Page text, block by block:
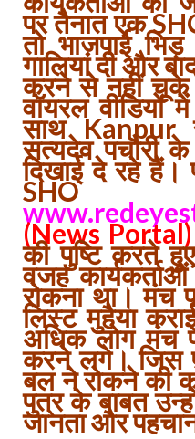
पर तैनात एक
तो भाजपाई
गालियां दी और
करने से नहीं
वॉयरल वीडियों
साथ Kanpur
सत्यदेव पचौरी
दिखाई दे रहे हैं।
(News
की पुष्टि करते
वजह
रोकना था। मंच
लिस्ट मुहैया
अधिक लोग मंच
करने लगे। जिस
बल ने रोकने की
पुत्र के बाबत
जानता और